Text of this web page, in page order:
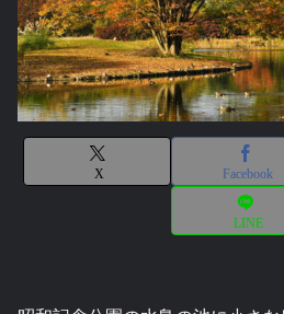
X Facebook
LINE